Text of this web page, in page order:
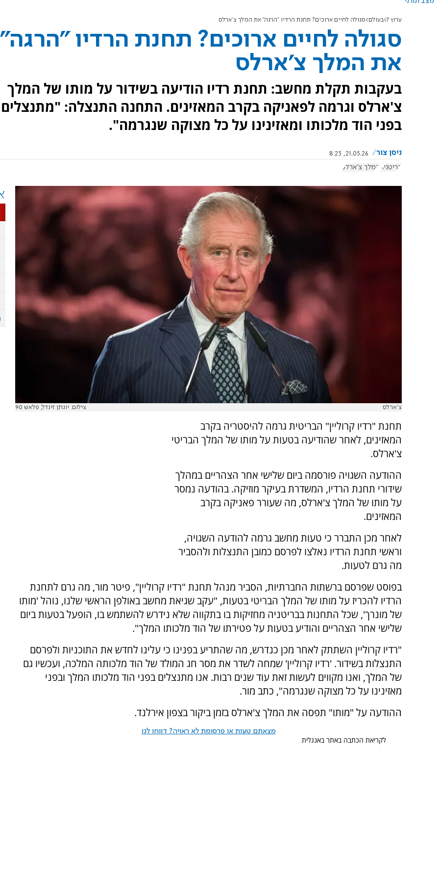
ערוץ 7 בעולם סגולה לחיים ארוכים? תחנת הרדיו "הרגה" את המלך צ'ארלס
סגולה לחיים ארוכים? תחנת הרדיו "הרגה"
את המלך צ'ארלס
בעקבות תקלת מחשב: תחנת רדיו הודיעה בשידור על מותו של המלך
צ'ארלס וגרמה לפאניקה בקרב המאזינים. התחנה התנצלה: "מתנצלים
בפני הוד מלכותו ומאזינינו על כל מצוקה שנגרמה".
ניסן צור
21.05.26, 8:23
בריטניה
המלך צ'ארלס
צ'ארלס צילום: יונתן זינדל, פלאש 90
תחנת "רדיו קרוליין" הבריטית גרמה להיסטריה בקרב
המאזינים, לאחר שהודיעה בטעות על מותו של המלך הבריטי
צ'ארלס.
ההודעה השגויה פורסמה ביום שלישי אחר הצהריים במהלך
שידורי תחנת הרדיו, המשדרת בעיקר מוזיקה. בהודעה נמסר
על מותו של המלך צ'ארלס, מה שעורר פאניקה בקרב
המאזינים.
לאחר מכן התברר כי טעות מחשב גרמה להודעה השגויה,
וראשי תחנת הרדיו נאלצו לפרסם כמובן התנצלות ולהסביר
מה גרם לטעות.
בפוסט שפרסם ברשתות החברתיות, הסביר מנהל תחנת "רדיו קרוליין", פיטר מור, מה גרם לתחנת
הרדיו להכריז על מותו של המלך הבריטי בטעות, "עקב שגיאת מחשב באולפן הראשי שלנו, נוהל 'מותו
של מונרך', שכל התחנות בבריטניה מחזיקות בו בתקווה שלא נידרש להשתמש בו, הופעל בטעות ביום
שלישי אחר הצהריים והודיע ​​בטעות על פטירתו של הוד מלכותו המלך".
"רדיו קרוליין השתתק לאחר מכן כנדרש, מה שהתריע בפנינו כי עלינו לחדש את התוכניות ולפרסם
התנצלות בשידור. 'רדיו קרוליין' שמחה לשדר את מסר חג המולד של הוד מלכותה המלכה, ועכשיו גם
של המלך, ואנו מקווים לעשות זאת עוד שנים רבות. אנו מתנצלים בפני הוד מלכותו המלך ובפני
מאזינינו על כל מצוקה שנגרמה", כתב מור.
ההודעה על "מותו" תפסה את המלך צ'ארלס בזמן ביקור בצפון אירלנד.
מצאתם טעות או פרסומת לא ראויה? דווחו לנו
לקריאת הכתבה באתר באנגלית